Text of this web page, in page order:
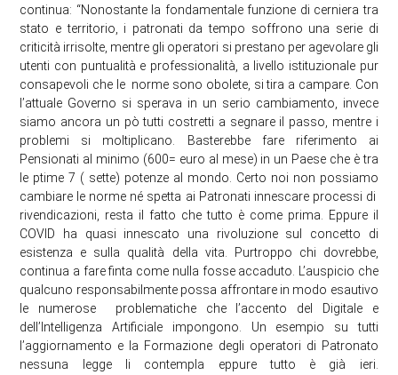
continua: “Nonostante la fondamentale funzione di cerniera tra
stato e territorio, i patronati da tempo soffrono una serie di
criticità irrisolte, mentre gli operatori si prestano per agevolare gli
utenti con puntualità e professionalità, a livello istituzionale pur
consapevoli che le norme sono obolete, si tira a campare. Con
l’attuale Governo si sperava in un serio cambiamento, invece
siamo ancora un pò tutti costretti a segnare il passo, mentre i
problemi si moltiplicano. Basterebbe fare riferimento ai
Pensionati al minimo (600= euro al mese) in un Paese che è tra
le ptime 7 ( sette) potenze al mondo. Certo noi non possiamo
cambiare le norme né spetta ai Patronati innescare processi di
rivendicazioni, resta il fatto che tutto è come prima. Eppure il
COVID ha quasi innescato una rivoluzione sul concetto di
esistenza e sulla qualità della vita. Purtroppo chi dovrebbe,
continua a fare finta come nulla fosse accaduto. L’auspicio che
qualcuno responsabilmente possa affrontare in modo esautivo
le numerose problematiche che l’accento del Digitale e
dell’Intelligenza Artificiale impongono. Un esempio su tutti
l’aggiornamento e la Formazione degli operatori di Patronato
nessuna legge li contempla eppure tutto è già ieri.